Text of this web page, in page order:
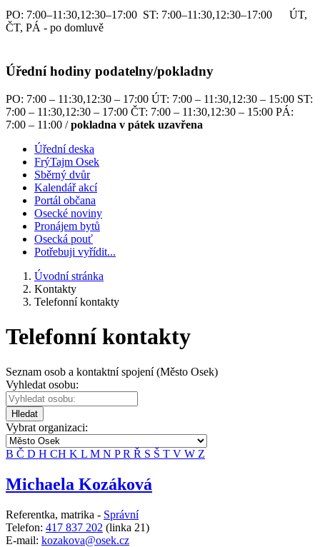
PO: 7:00–11:30,12:30–17:00 ST: 7:00–11:30,12:30–17:00 ÚT,
ČT, PÁ - po domluvě
Úřední hodiny podatelny/pokladny
PO: 7:00 – 11:30,12:30 – 17:00 ÚT: 7:00 – 11:30,12:30 – 15:00 ST:
7:00 – 11:30,12:30 – 17:00 ČT: 7:00 – 11:30,12:30 – 15:00 PÁ:
7:00 – 11:00 /pokladna v pátek uzavřena
Úřední deska
FrýTajm Osek
Sběrný dvůr
Kalendář akcí
Portál občana
Osecké noviny
Pronájem bytů
Osecká pouť
Potřebuji vyřídit...
Úvodní stránka
Kontakty
Telefonní kontakty
Telefonní kontakty
Seznam osob a kontaktní spojení (Město Osek)
Vyhledat osobu:
Hledat
Vybrat organizaci:
B Č D H CH K L M N PR Ř S Š T V W Z
Michaela Kozáková
Referentka, matrika - Správní
Telefon: 417 837 202 (linka 21)
E-mail: kozakova@osek.cz